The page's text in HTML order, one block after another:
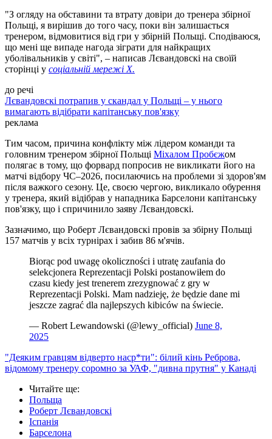
"З огляду на обставини та втрату довіри до тренера збірної
Польщі, я вирішив до того часу, поки він залишається
тренером, відмовитися від гри у збірній Польщі. Сподіваюся,
що мені ще випаде нагода зіграти для найкращих
уболівальників у світі", – написав Лєвандовскі на своїй
сторінці у соціальній мережі Х.
до речі
Лєвандовскі потрапив у скандал у Польщі – у нього
вимагають відібрати капітанську пов'язку
реклама
Тим часом, причина конфлікту між лідером команди та
головним тренером збірної Польщі Міхалом Пробєжом
полягає в тому, що форвард попросив не викликати його на
матчі відбору ЧС–2026, посилаючись на проблеми зі здоров'ям
після важкого сезону. Це, своєю чергою, викликало обурення
у тренера, який відібрав у нападника Барселони капітанську
пов'язку, що і спричинило заяву Лєвандовскі.
Зазначимо, що Роберт Лєвандовскі провів за збірну Польщі
157 матчів у всіх турнірах і забив 86 м'ячів.
Biorąc pod uwagę okoliczności i utratę zaufania do
selekcjonera Reprezentacji Polski postanowiłem do
czasu kiedy jest trenerem zrezygnować z gry w
Reprezentacji Polski. Mam nadzieję, że będzie dane mi
jeszcze zagrać dla najlepszych kibiców na świecie.
— Robert Lewandowski (@lewy_official) June 8,
2025
"Деяким гравцям відверто наср*ти": білий кінь Реброва,
відомому тренеру соромно за УАФ, "дивна прутня" у Канаді
Читайте ще:
Польща
Роберт Лєвандовскі
Іспанія
Барселона